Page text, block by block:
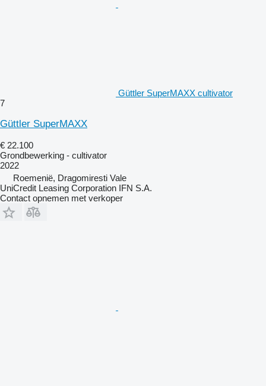
Güttler SuperMAXX cultivator
7
Güttler SuperMAXX
€ 22.100
Grondbewerking - cultivator
2022
Roemenië, Dragomiresti Vale
UniCredit Leasing Corporation IFN S.A.
Contact opnemen met verkoper